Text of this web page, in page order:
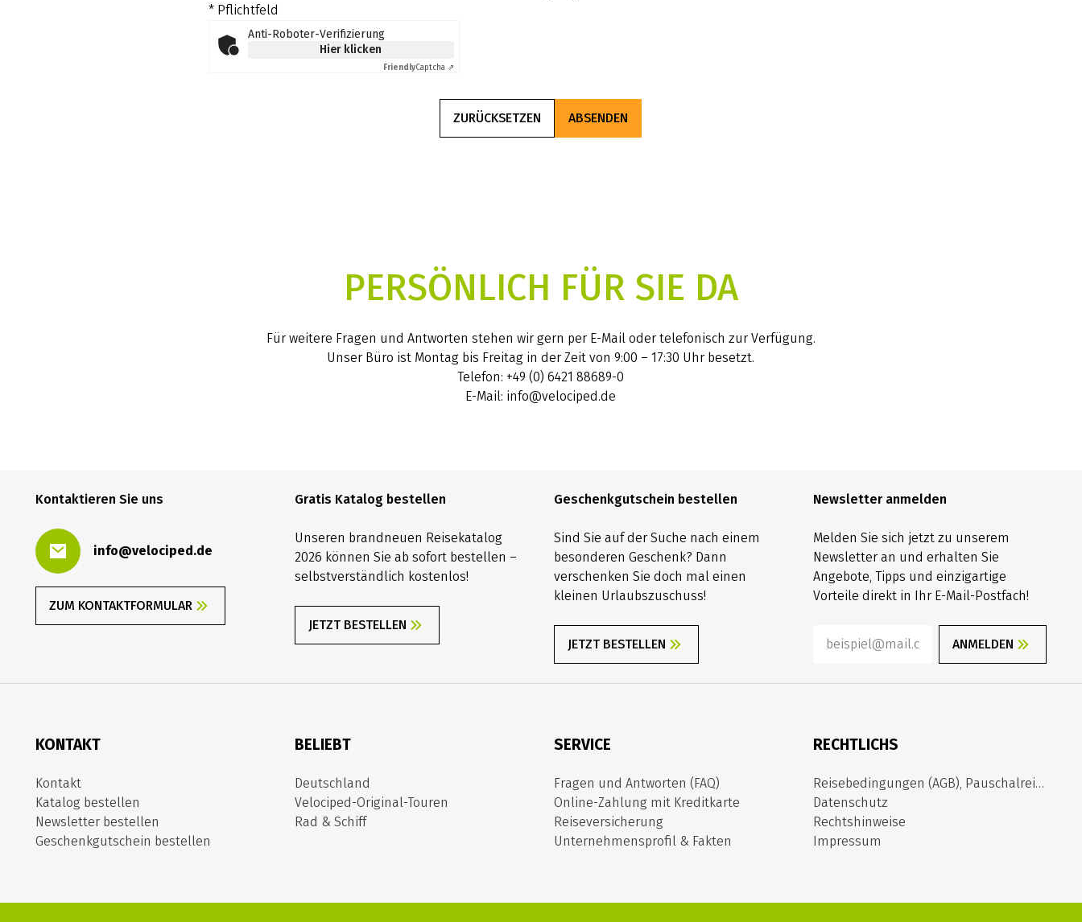
* Pflichtfeld
Anti-Roboter-Verifizierung
Hier klicken
FriendlyCaptcha ⇗
ZURÜCKSETZEN ABSENDEN
PERSÖNLICH FÜR SIE DA
Für weitere Fragen und Antworten stehen wir gern per E-Mail oder telefonisch zur Verfügung.
Unser Büro ist Montag bis Freitag in der Zeit von 9:00 – 17:30 Uhr besetzt.
Telefon: +49 (0) 6421 88689-0
E-Mail: info@velociped.de
Kontaktieren Sie uns
info@velociped.de
ZUM KONTAKTFORMULAR
Gratis Katalog bestellen
Unseren brandneuen Reisekatalog
2026 können Sie ab sofort bestellen –
selbstverständlich kostenlos!
JETZT BESTELLEN
Geschenkgutschein bestellen
Sind Sie auf der Suche nach einem
besonderen Geschenk? Dann
verschenken Sie doch mal einen
kleinen Urlaubszuschuss!
JETZT BESTELLEN
Newsletter anmelden
Melden Sie sich jetzt zu unserem
Newsletter an und erhalten Sie
Angebote, Tipps und einzigartige
Vorteile direkt in Ihr E-Mail-Postfach!
ANMELDEN
KONTAKT
Kontakt
Katalog bestellen
Newsletter bestellen
Geschenkgutschein bestellen
BELIEBT
Deutschland
Velociped-Original-Touren
Rad & Schiff
SERVICE
Fragen und Antworten (FAQ)
Online-Zahlung mit Kreditkarte
Reiseversicherung
Unternehmensprofil & Fakten
RECHTLICHS
Reisebedingungen (AGB), Pauschalreiserichtlinie
Datenschutz
Rechtshinweise
Impressum